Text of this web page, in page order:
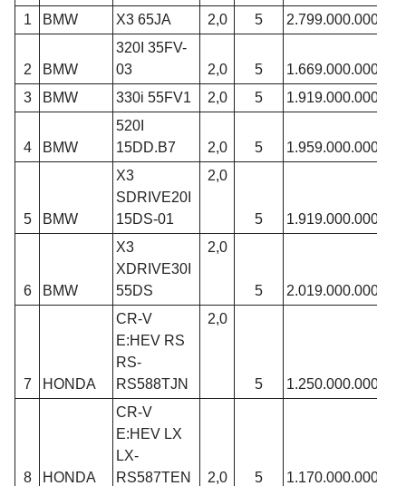
1 BMW X3 65JA 2,0 5 2.799.000.000
2 BMW
320I 35FV-
03
2,0 5
1.669.000.000
3
BMW 330i 55FV1 2,0 5 1.919.000.000
4 BMW
520I
15DD.B7
2,0 5 1.959.000.000
5 BMW
X3
SDRIVE20I
15DS-01
2,0
5 1.919.000.000
6 BMW
X3
XDRIVE30I
55DS
2,0
5 2.019.000.000
7 HONDA
CR-V
E:HEV RS
RS-
RS588TJN
2,0
5 1.250.000.000
8 HONDA
CR-V
E:HEV LX
LX-
RS587TEN
2,0 5 1.170.000.000